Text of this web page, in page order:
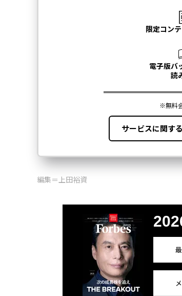
編集＝上田裕資